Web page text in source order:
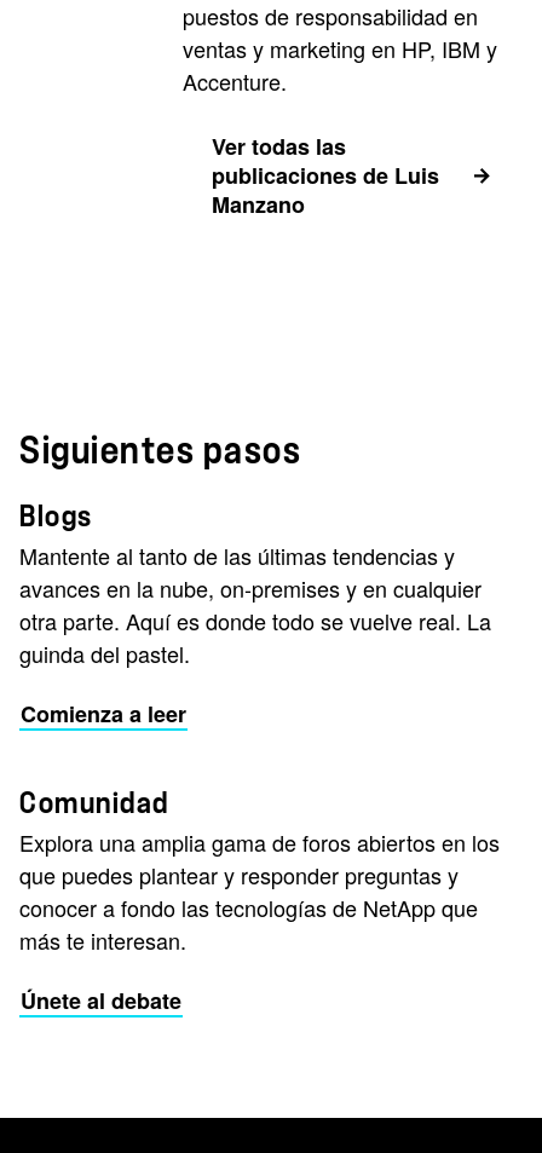
puestos de responsabilidad en
ventas y marketing en HP, IBM y
Accenture.
Ver todas las
publicaciones de Luis
Manzano
Siguientes pasos
Blogs
Mantente al tanto de las últimas tendencias y
avances en la nube, on-premises y en cualquier
otra parte. Aquí es donde todo se vuelve real. La
guinda del pastel.
Comienza a leer
Comunidad
Explora una amplia gama de foros abiertos en los
que puedes plantear y responder preguntas y
conocer a fondo las tecnologías de NetApp que
más te interesan.
Únete al debate